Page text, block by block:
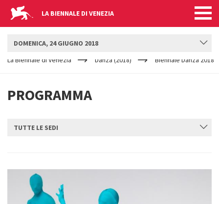
LA BIENNALE DI VENEZIA
ARE
La Biennale di Venezia Danza (2018) Biennale Danza 2018
PROGRAMMA
DOMENICA, 24 GIUGNO 2018
TUTTE LE SEDI